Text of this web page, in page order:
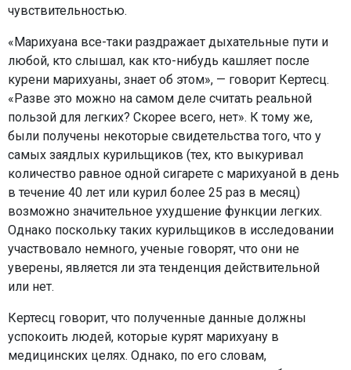
чувствительностью.
«Марихуана все-таки раздражает дыхательные пути и
любой, кто слышал, как кто-нибудь кашляет после
курени марихуаны, знает об этом», — говорит Кертесц.
«Разве это можно на самом деле считать реальной
пользой для легких? Скорее всего, нет». К тому же,
были получены некоторые свидетельства того, что у
самых заядлых курильщиков (тех, кто выкуривал
количество равное одной сигарете с марихуаной в день
в течение 40 лет или курил более 25 раз в месяц)
возможно значительное ухудшение функции легких.
Однако поскольку таких курильщиков в исследовании
участвовало немного, ученые говорят, что они не
уверены, является ли эта тенденция действительной
или нет.
Кертесц говорит, что полученные данные должны
успокоить людей, которые курят марихуану в
медицинских целях. Однако, по его словам,